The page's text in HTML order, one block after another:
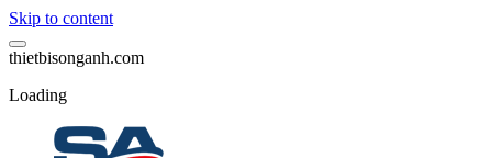
Skip to content
thietbisonganh.com
Loading